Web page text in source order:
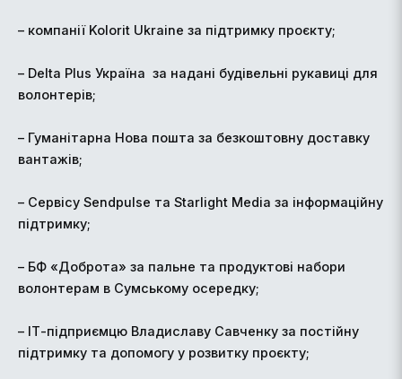
– компанії Kolorit Ukraine за підтримку проєкту;
– Delta Plus Україна за надані будівельні рукавиці для
волонтерів;
– Гуманітарна Нова пошта за безкоштовну доставку
вантажів;
– Сервісу Sendpulse та Starlight Media за інформаційну
підтримку;
– БФ «Доброта» за пальне та продуктові набори
волонтерам в Сумському осередку;
– ІТ-підприємцю Владиславу Савченку за постійну
підтримку та допомогу у розвитку проєкту;